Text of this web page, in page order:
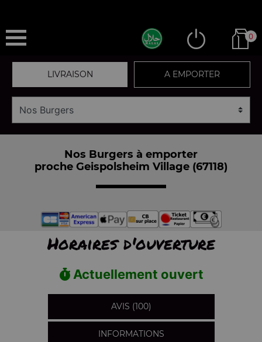
0
LIVRAISON A EMPORTER
Nos Burgers à emporter
proche Geispolsheim Village (67118)
Horaires d'ouverture
Actuellement ouvert
AVIS (100)
INFORMATIONS